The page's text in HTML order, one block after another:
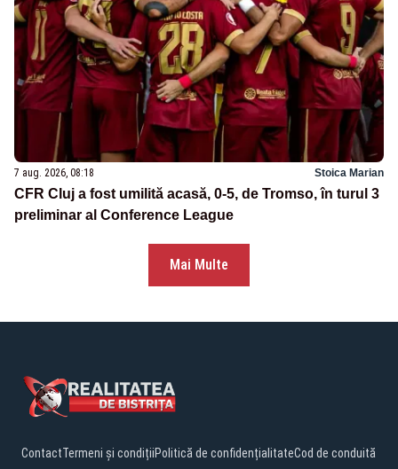
7 aug. 2026, 08:18 Stoica Marian
CFR Cluj a fost umilită acasă, 0-5, de Tromso, în turul 3
preliminar al Conference League
Mai Multe
ContactTermeni și condițiiPolitică de confidențialitateCod de conduită